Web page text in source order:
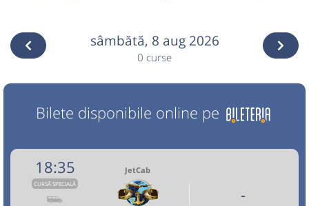
sâmbătă, 8 aug 2026
0 curse
Bilete disponibile online pe
18:35
CURSĂ SPECIALĂ
JetCab
-